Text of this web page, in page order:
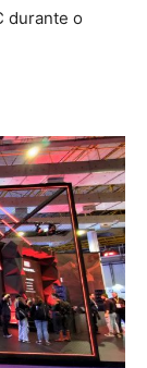
durante o